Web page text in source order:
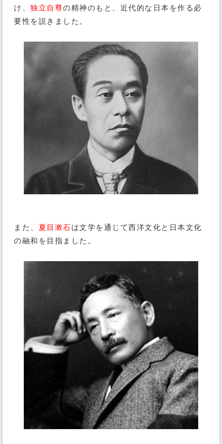
け、 独立自尊の精神のもと、近代的な日本を作る必
要性を説きました。
また、 夏目漱石は文学を通じて西洋文化と日本文化
の融和を目指ました。